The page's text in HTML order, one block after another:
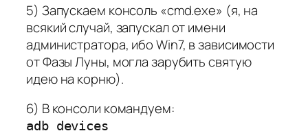
5) Запускаем консоль «cmd.exe» (я, на
всякий случай, запускал от имени
администратора, ибо Win7, в зависимости
от Фазы Луны, могла зарубить святую
идею на корню).
6) В консоли командуем:
adb devices